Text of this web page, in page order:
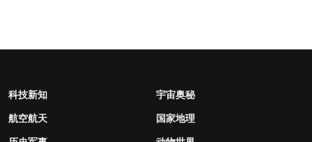
科技新知
宇宙奥秘
航空航天
国家地理